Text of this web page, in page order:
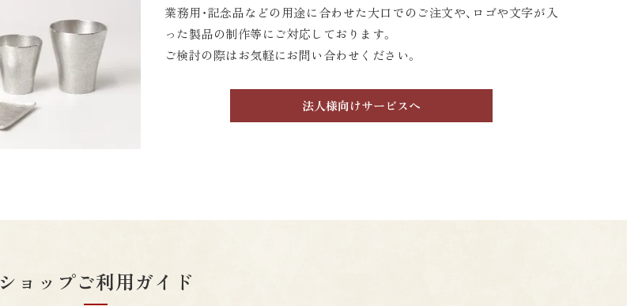
業務用・記念品などの用途に合わせた大口でのご注文や、ロゴや文字が入
った製品の制作等にご対応しております。
ご検討の際はお気軽にお問い合わせください。
法人様向けサービスへ
ショップご利用ガイド